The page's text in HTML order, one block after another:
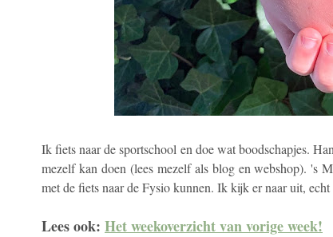
Ik fiets naar de sportschool en doe wat boodschapjes.
mezelf kan doen (lees mezelf als blog en webshop). 's
met de fiets naar de Fysio kunnen. Ik kijk er naar uit,
Lees ook: Het weekoverzicht van vorige week!